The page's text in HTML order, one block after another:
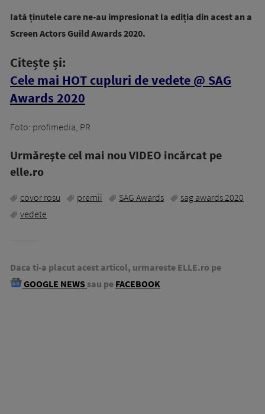
Iată ținutele care ne-au impresionat la ediția din acest an a
Screen Actors Guild Awards 2020.
Citește și:
Cele mai HOT cupluri de vedete @ SAG
Awards 2020
Foto: profimedia, PR
Urmăreşte cel mai nou VIDEO incărcat pe
elle.ro
covor rosu premii SAG Awards
sag awards 2020
vedete
Daca ti-a placut acest articol, urmareste ELLE.ro pe
GOOGLE NEWS sau pe FACEBOOK